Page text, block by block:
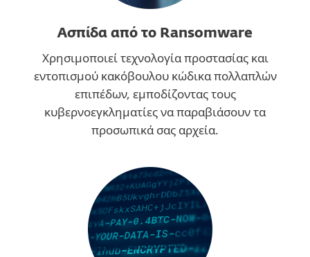
Ασπίδα από το Ransomware
Χρησιμοποιεί τεχνολογία προστασίας και
εντοπισμού κακόβουλου κώδικα πολλαπλών
επιπέδων, εμποδίζοντας τους
κυβερνοεγκληματίες να παραβιάσουν τα
προσωπικά σας αρχεία.